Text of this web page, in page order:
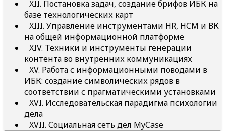
XII. Постановка задач, создание брифов ИБК на
базе технологических карт
XIII. Управление инструментами HR, HCM и ВК
на общей информационной платформе
XIV. Техники и инструменты генерации
контента во внутренних коммуникациях
XV. Работа с информационными поводами в
ИБК: создание символических рядов в
соответствии с прагматическими установками
XVI. Исследовательская парадигма психологии
дела
XVII. Социальная сеть дел MyCase